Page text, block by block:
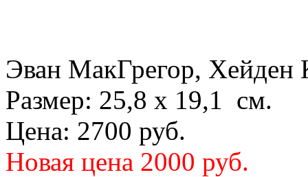
Эван МакГрегор, Хейден
Размер: 25,8 х 19,1 см.
Цена: 2700 руб.
Новая цена 2000 руб.